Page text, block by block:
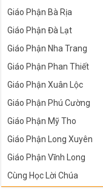
Giáo Phận Bà Rịa
Giáo Phận Đà Lạt
Giáo Phận Nha Trang
Giáo Phận Phan Thiết
Giáo Phận Xuân Lộc
Giáo Phận Phú Cường
Giáo Phận Mỹ Tho
Giáo Phận Long Xuyên
Giáo Phận Vĩnh Long
Cùng Học Lời Chúa